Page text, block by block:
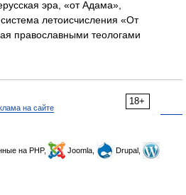
эра, «от Адама»,
летоисчисления «От
православными теологами
18+
на сайте
на PHP, Joomla,
Drupal,